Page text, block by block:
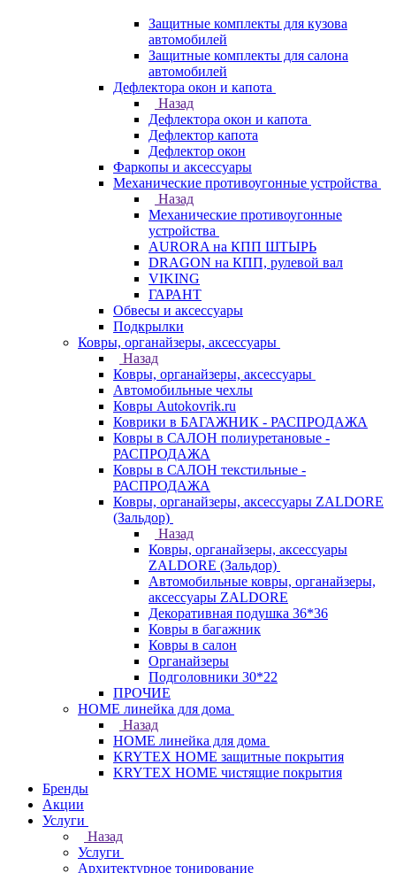
Защитные комплекты для кузова
автомобилей
Защитные комплекты для салона
автомобилей
Дефлектора окон и капота
Назад
Дефлектора окон и капота
Дефлектор капота
Дефлектор окон
Фаркопы и аксессуары
Механические противоугонные устройства
Назад
Механические противоугонные
устройства
AURORA на КПП ШТЫРЬ
DRAGON на КПП, рулевой вал
VIKING
ГАРАНТ
Обвесы и аксессуары
Подкрылки
Ковры, органайзеры, аксессуары
Назад
Ковры, органайзеры, аксессуары
Автомобильные чехлы
Ковры Autokovrik.ru
Коврики в БАГАЖНИК - РАСПРОДАЖА
Ковры в САЛОН полиуретановые -
РАСПРОДАЖА
Ковры в САЛОН текстильные -
РАСПРОДАЖА
Ковры, органайзеры, аксессуары ZALDORE
(Зальдор)
Назад
Ковры, органайзеры, аксессуары
ZALDORE (Зальдор)
Автомобильные ковры, органайзеры,
аксессуары ZALDORE
Декоративная подушка 36*36
Ковры в багажник
Ковры в салон
Органайзеры
Подголовники 30*22
ПРОЧИЕ
HOME линейка для дома
Назад
HOME линейка для дома
KRYTEX HOME защитные покрытия
KRYTEX HOME чистящие покрытия
Бренды
Акции
Услуги
Назад
Услуги
Архитектурное тонирование